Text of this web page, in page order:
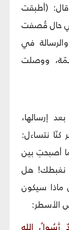
(أطبقت
حال قُصفت
في
ووصلت
إرسالها،
كنّا نتساءل:
أصبحتِ بين
نغبطك! هل
ماذا سيكون
الأسطر:
رَّسُولُ اللهِ